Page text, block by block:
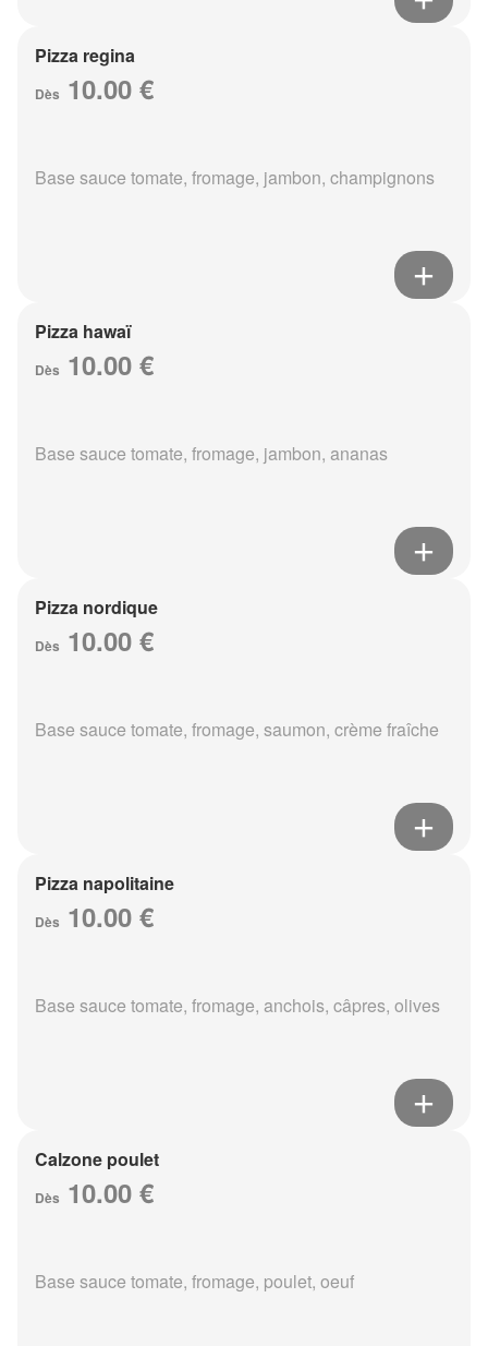
Pizza regina
Dès 10.00 €
Base sauce tomate, fromage, jambon, champignons
Pizza hawaï
Dès 10.00 €
Base sauce tomate, fromage, jambon, ananas
Pizza nordique
Dès 10.00 €
Base sauce tomate, fromage, saumon, crème fraîche
Pizza napolitaine
Dès 10.00 €
Base sauce tomate, fromage, anchois, câpres, olives
Calzone poulet
Dès 10.00 €
Base sauce tomate, fromage, poulet, oeuf